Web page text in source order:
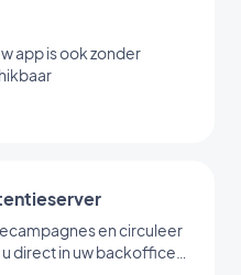
app is ook zonder
en circuleer
direct in uw backoffice